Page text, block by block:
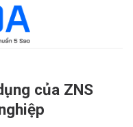
của ZNS